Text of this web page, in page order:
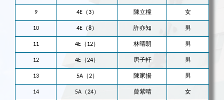
9 4E（3） 陳立橦 女
10 4E（8） 許亦知 男
11 4E（12） 林晴朗 男
12 4E（24） 唐子軒 男
13 5A（2） 陳家揚 男
14 5A（24） 曾紫晴 女